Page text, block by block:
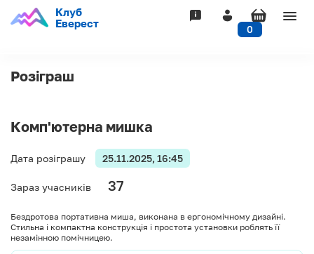
Клуб
Еверест
0
Розіграш
Комп'ютерна мишка
Дата розіграшу 25.11.2025, 16:45
Зараз учасників 37
Бездротова портативна миша, виконана в ергономічному дизайні.
Стильна і компактна конструкція і простота установки роблять її
незамінною помічницею.